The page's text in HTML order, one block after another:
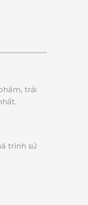
trải
trình sử